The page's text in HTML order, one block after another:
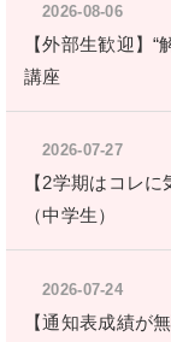
2026-08-06
【外部生歓迎】
講座
2026-07-27
【2学期はコレ
（中学生）
2026-07-24
【通知表成績が